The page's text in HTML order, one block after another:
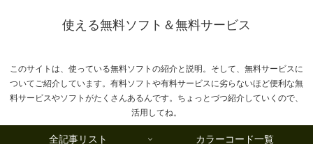
使える無料ソフト＆無料サービス
このサイトは、使っている無料ソフトの紹介と説明。そして、無料サービスに
ついてご紹介しています。有料ソフトや有料サービスに劣らないほど便利な無
料サービスやソフトがたくさんあるんです。ちょっとづつ紹介していくので、
活用してね。
全記事リスト カラーコード一覧